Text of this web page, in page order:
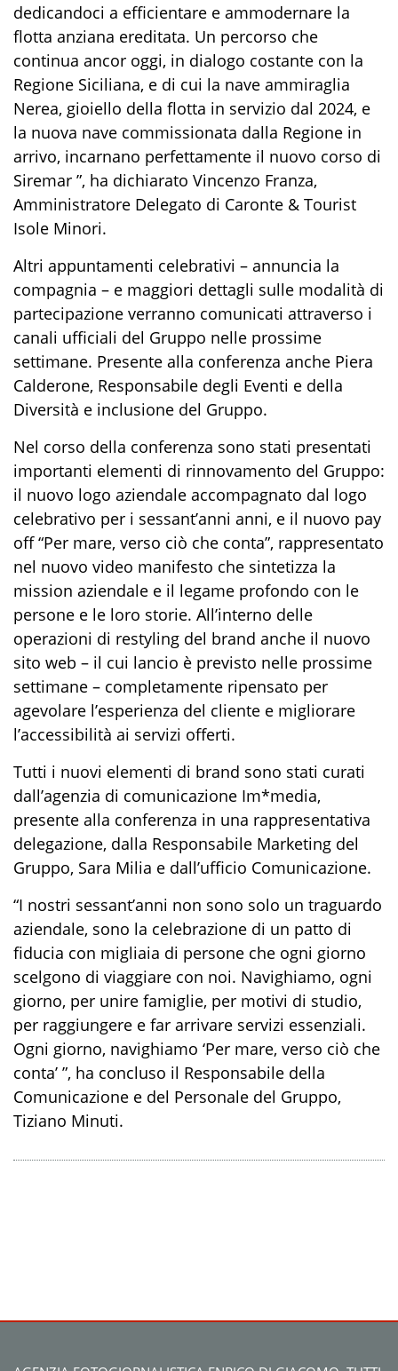
dedicandoci a efficientare e ammodernare la
flotta anziana ereditata. Un percorso che
continua ancor oggi, in dialogo costante con la
Regione Siciliana, e di cui la nave ammiraglia
Nerea, gioiello della flotta in servizio dal 2024, e
la nuova nave commissionata dalla Regione in
arrivo, incarnano perfettamente il nuovo corso di
Siremar ”, ha dichiarato Vincenzo Franza,
Amministratore Delegato di Caronte & Tourist
Isole Minori.
Altri appuntamenti celebrativi – annuncia la
compagnia – e maggiori dettagli sulle modalità di
partecipazione verranno comunicati attraverso i
canali ufficiali del Gruppo nelle prossime
settimane. Presente alla conferenza anche Piera
Calderone, Responsabile degli Eventi e della
Diversità e inclusione del Gruppo.
Nel corso della conferenza sono stati presentati
importanti elementi di rinnovamento del Gruppo:
il nuovo logo aziendale accompagnato dal logo
celebrativo per i sessant’anni anni, e il nuovo pay
off “Per mare, verso ciò che conta”, rappresentato
nel nuovo video manifesto che sintetizza la
mission aziendale e il legame profondo con le
persone e le loro storie. All’interno delle
operazioni di restyling del brand anche il nuovo
sito web – il cui lancio è previsto nelle prossime
settimane – completamente ripensato per
agevolare l’esperienza del cliente e migliorare
l’accessibilità ai servizi offerti.
Tutti i nuovi elementi di brand sono stati curati
dall’agenzia di comunicazione Im*media,
presente alla conferenza in una rappresentativa
delegazione, dalla Responsabile Marketing del
Gruppo, Sara Milia e dall’ufficio Comunicazione.
“I nostri sessant’anni non sono solo un traguardo
aziendale, sono la celebrazione di un patto di
fiducia con migliaia di persone che ogni giorno
scelgono di viaggiare con noi. Navighiamo, ogni
giorno, per unire famiglie, per motivi di studio,
per raggiungere e far arrivare servizi essenziali.
Ogni giorno, navighiamo ‘Per mare, verso ciò che
conta’ ”, ha concluso il Responsabile della
Comunicazione e del Personale del Gruppo,
Tiziano Minuti.